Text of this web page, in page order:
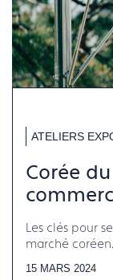
ATELIERS
Corée
Les clés pour
marché coréen.
15 MARS 2024